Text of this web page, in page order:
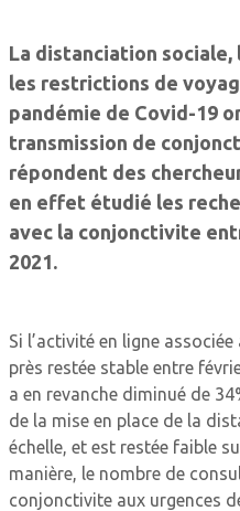
La distanciation sociale,
les restrictions de
pandémie de Covid-19
transmission de
répondent des
en effet étudié les
avec la conjonctivite
2021.
Si l’activité en ligne
près restée stable entre
a en revanche diminué de
de la mise en place de la
échelle, et est restée faible
manière, le nombre de
conjonctivite aux urgences